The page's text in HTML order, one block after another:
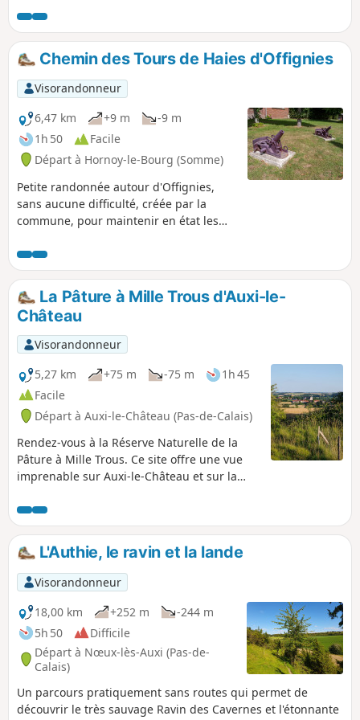
petit cimetière militaire qui nous rappelle, ici aussi, les
horreurs de la guerre. Enfin, profitons des superbes points
de vue sur la vallée et sur la charmante ville d'Auxi.
Chemin des Tours de Haies d'Offignies
Visorandonneur
6,47 km
+9 m
-9 m
1h 50
Facile
Départ à Hornoy-le-Bourg (Somme)
Petite randonnée autour d'Offignies,
sans aucune difficulté, créée par la
commune, pour maintenir en état les
commune.
La Pâture à Mille Trous d'Auxi-le-
Château
Visorandonneur
5,27 km
+75 m -75 m
1h 45
Facile
Départ à Auxi-le-Château (Pas-de-Calais)
Rendez-vous à la Réserve Naturelle de la
Pâture à Mille Trous. Ce site offre une vue
imprenable sur Auxi-le-Château et sur la
un bon bol d'air. Prévoyez de bonnes
chaussures!
L'Authie, le ravin et la lande
Visorandonneur
18,00 km
+252 m
-244 m
5h 50
Difficile
Départ à Nœux-lès-Auxi (Pas-de-
Calais)
Un parcours pratiquement sans routes qui permet de
découvrir le très sauvage Ravin des Cavernes et l'étonnante